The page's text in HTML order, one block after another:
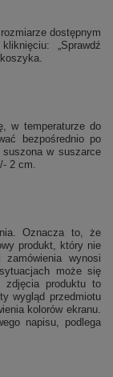
dostępnym
„Sprawdź
w temperaturze do
bezpośrednio po
w suszarce
2 cm.
Oznacza to, że
produkt, który nie
wynosi
może się
zdjęcia produktu to
wygląd przedmiotu
kolorów ekranu.
napisu, podlega